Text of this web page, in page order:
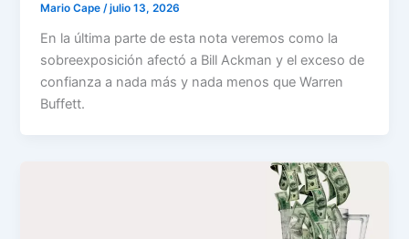
Mario Cape/julio 13, 2026
En la última parte de esta nota veremos como la
sobreexposición afectó a Bill Ackman y el exceso de
confianza a nada más y nada menos que Warren
Buffett.